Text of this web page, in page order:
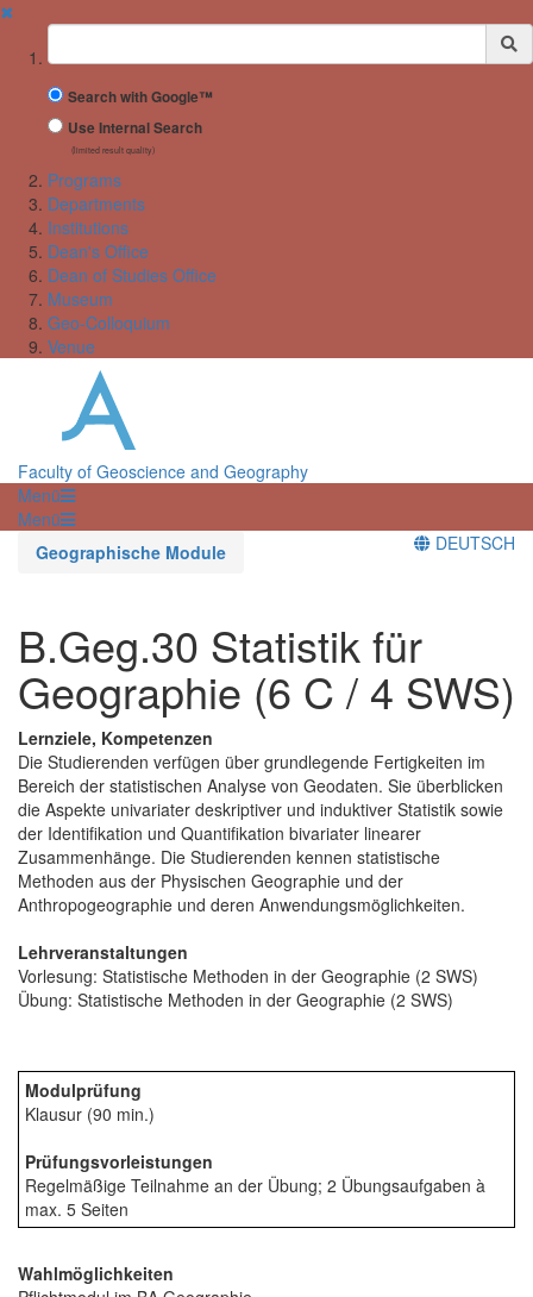
✖
Suchbegriff
Search with Google™
Use Internal Search
(limited result quality)
Programs
Departments
Institutions
Dean's Office
Dean of Studies Office
Museum
Geo-Colloquium
Venue
Faculty of Geoscience and Geography
Menü
Menü
Geographische Module
DEUTSCH
B.Geg.30 Statistik für
Geographie (6 C / 4 SWS)
Lernziele, Kompetenzen
Die Studierenden verfügen über grundlegende Fertigkeiten im
Bereich der statistischen Analyse von Geodaten. Sie überblicken
die Aspekte univariater deskriptiver und induktiver Statistik sowie
der Identifikation und Quantifikation bivariater linearer
Zusammenhänge. Die Studierenden kennen statistische
Methoden aus der Physischen Geographie und der
Anthropogeographie und deren Anwendungsmöglichkeiten.
Lehrveranstaltungen
Vorlesung: Statistische Methoden in der Geographie (2 SWS)
Übung: Statistische Methoden in der Geographie (2 SWS)
Modulprüfung
Klausur (90 min.)
Prüfungsvorleistungen
Regelmäßige Teilnahme an der Übung; 2 Übungsaufgaben à
max. 5 Seiten
Wahlmöglichkeiten